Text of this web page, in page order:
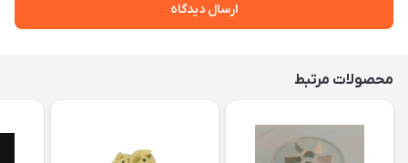
ارسال دیدگاه
محصولات مرتبط